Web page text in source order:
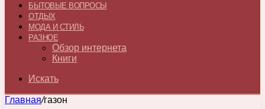
БЫТОВЫЕ ВОПРОСЫ
ОТДЫХ
МОДА И СТИЛЬ
РАЗНОЕ
Обзор интернета
Книги
Искать
Главная/газон